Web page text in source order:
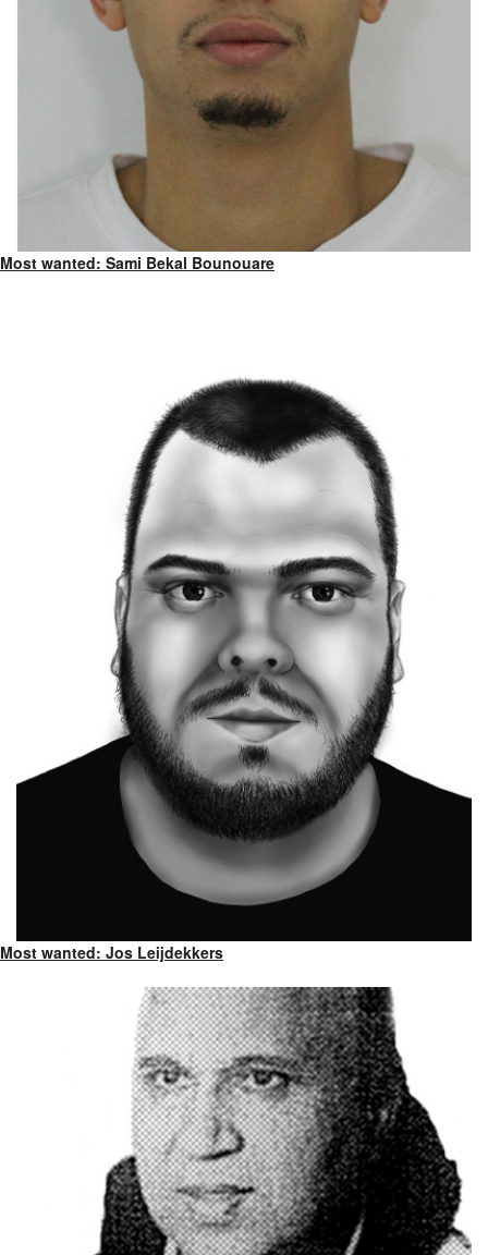
Most wanted: Sami Bekal Bounouare
Most wanted: Jos Leijdekkers